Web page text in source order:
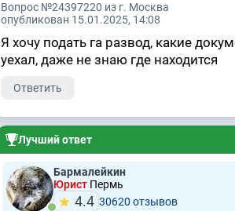
Вопрос №24397220 из г. Москва
опубликован 15.01.2025, 14:08
Я хочу подать га развод, какие
уехал, даже не знаю где находится
Ответить
Лучший ответ
Бармалейкин
Юрист Пермь
4.4 30620 отзывов